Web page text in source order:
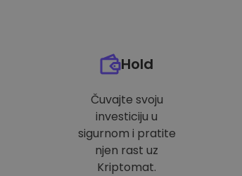
Hold
Čuvajte svoju
investiciju u
sigurnom i pratite
njen rast uz
Kriptomat.